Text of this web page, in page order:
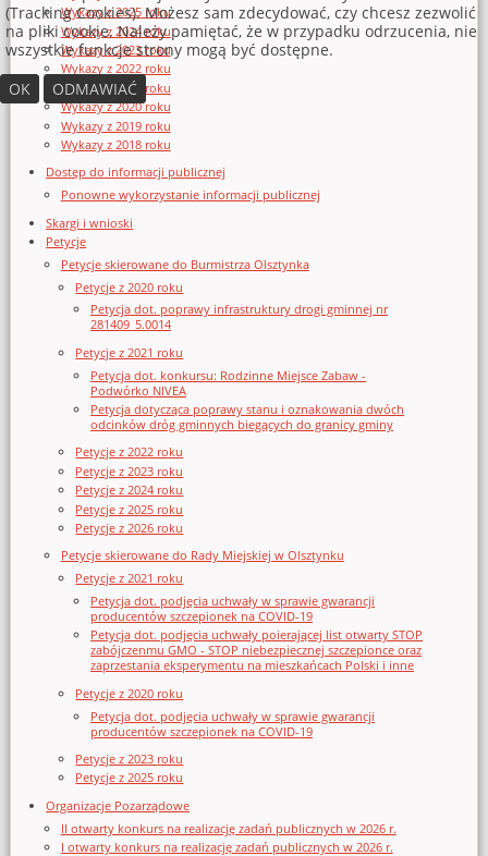
Wykazy z 2025 roku
Wykazy z 2024 roku
Wykazy z 2023 roku
Wykazy z 2022 roku
Wykazy z 2021 roku
Wykazy z 2020 roku
Wykazy z 2019 roku
Wykazy z 2018 roku
Dostęp do informacji publicznej
Ponowne wykorzystanie informacji publicznej
Skargi i wnioski
Petycje
Petycje skierowane do Burmistrza Olsztynka
Petycje z 2020 roku
Petycja dot. poprawy infrastruktury drogi gminnej nr
281409_5.0014
Petycje z 2021 roku
Petycja dot. konkursu: Rodzinne Miejsce Zabaw -
Podwórko NIVEA
Petycja dotycząca poprawy stanu i oznakowania dwóch
odcinków dróg gminnych biegących do granicy gminy
Petycje z 2022 roku
Petycje z 2023 roku
Petycje z 2024 roku
Petycje z 2025 roku
Petycje z 2026 roku
Petycje skierowane do Rady Miejskiej w Olsztynku
Petycje z 2021 roku
Petycja dot. podjęcia uchwały w sprawie gwarancji
producentów szczepionek na COVID-19
Petycja dot. podjęcia uchwały poierającej list otwarty STOP
zabójczenmu GMO - STOP niebezpiecznej szczepionce oraz
zaprzestania eksperymentu na mieszkańcach Polski i inne
Petycje z 2020 roku
Petycja dot. podjęcia uchwały w sprawie gwarancji
producentów szczepionek na COVID-19
Petycje z 2023 roku
Petycje z 2025 roku
Organizacje Pozarządowe
II otwarty konkurs na realizację zadań publicznych w 2026 r.
I otwarty konkurs na realizację zadań publicznych w 2026 r.
(Tracking Cookies). Możesz sam zdecydować, czy chcesz zezwolić
na pliki cookie. Należy pamiętać, że w przypadku odrzucenia, nie
wszystkie funkcje strony mogą być dostępne.
OK
ODMAWIAĆ